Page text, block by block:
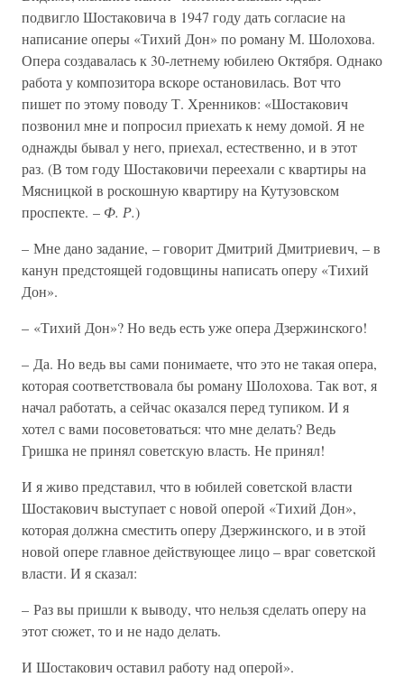
подвигло Шостаковича в 1947 году дать согласие на
написание оперы «Тихий Дон» по роману М. Шолохова.
Опера создавалась к 30-летнему юбилею Октября. Однако
работа у композитора вскоре остановилась. Вот что
пишет по этому поводу Т. Хренников: «Шостакович
позвонил мне и попросил приехать к нему домой. Я не
однажды бывал у него, приехал, естественно, и в этот
раз. (В том году Шостаковичи переехали с квартиры на
Мясницкой в роскошную квартиру на Кутузовском
проспекте. – Ф. Р.)
– Мне дано задание, – говорит Дмитрий Дмитриевич, – в
канун предстоящей годовщины написать оперу «Тихий
Дон».
– «Тихий Дон»? Но ведь есть уже опера Дзержинского!
– Да. Но ведь вы сами понимаете, что это не такая опера,
которая соответствовала бы роману Шолохова. Так вот, я
начал работать, а сейчас оказался перед тупиком. И я
хотел с вами посоветоваться: что мне делать? Ведь
Гришка не принял советскую власть. Не принял!
И я живо представил, что в юбилей советской власти
Шостакович выступает с новой оперой «Тихий Дон»,
которая должна сместить оперу Дзержинского, и в этой
новой опере главное действующее лицо – враг советской
власти. И я сказал:
– Раз вы пришли к выводу, что нельзя сделать оперу на
этот сюжет, то и не надо делать.
И Шостакович оставил работу над оперой».